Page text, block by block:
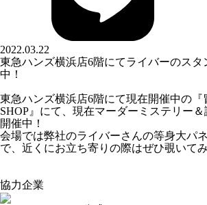
2022.03.22
東急ハンズ横浜店6階にてライバーのスタ
中！
東急ハンズ横浜店6階にて現在開催中の『
SHOP』にて、現在マーダーミステリー
開催中！
会場では弊社のライバーさんの等身大パ
で、近くにお立ち寄りの際はぜひ覗いて
協力企業